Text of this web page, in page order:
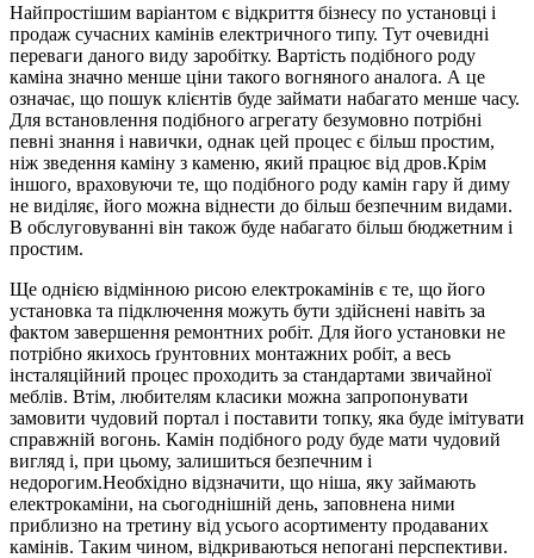
Найпростішим варіантом є відкриття бізнесу по установці і
продаж сучасних камінів електричного типу. Тут очевидні
переваги даного виду заробітку. Вартість подібного роду
каміна значно менше ціни такого вогняного аналога. А це
означає, що пошук клієнтів буде займати набагато менше часу.
Для встановлення подібного агрегату безумовно потрібні
певні знання і навички, однак цей процес є більш простим,
ніж зведення каміну з каменю, який працює від дров.Крім
іншого, враховуючи те, що подібного роду камін гару й диму
не виділяє, його можна віднести до більш безпечним видами.
В обслуговуванні він також буде набагато більш бюджетним і
простим.
Ще однією відмінною рисою електрокамінів є те, що його
установка та підключення можуть бути здійснені навіть за
фактом завершення ремонтних робіт. Для його установки не
потрібно якихось ґрунтовних монтажних робіт, а весь
інсталяційний процес проходить за стандартами звичайної
меблів. Втім, любителям класики можна запропонувати
замовити чудовий портал і поставити топку, яка буде імітувати
справжній вогонь. Камін подібного роду буде мати чудовий
вигляд і, при цьому, залишиться безпечним і
недорогим.Необхідно відзначити, що ніша, яку займають
електрокаміни, на сьогоднішній день, заповнена ними
приблизно на третину від усього асортименту продаваних
камінів. Таким чином, відкриваються непогані перспективи.